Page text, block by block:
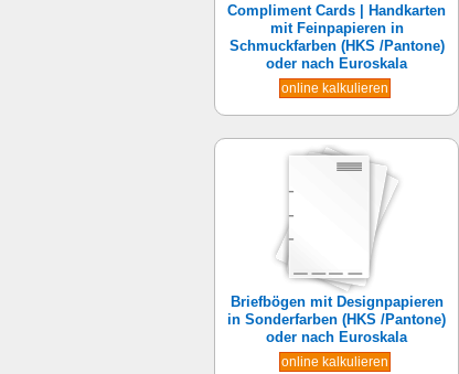
Compliment Cards | Handkarten
mit Feinpapieren in
Schmuckfarben (HKS /Pantone)
oder nach Euroskala
online kalkulieren
Briefbögen mit Designpapieren
in Sonderfarben (HKS /Pantone)
oder nach Euroskala
online kalkulieren